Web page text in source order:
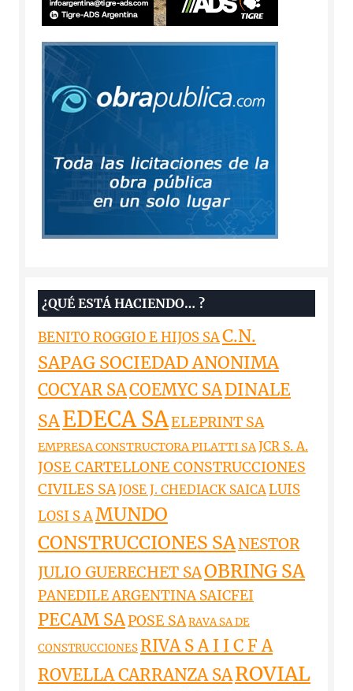
¿QUÉ ESTÁ HACIENDO… ?
BENITO ROGGIO E HIJOS SAC.N.
SAPAG SOCIEDAD ANONIMA
COCYAR SACOEMYC SADINALE
SAEDECA SAELEPRINT SA
EMPRESA CONSTRUCTORA PILATTI SAJCR S. A.
JOSE CARTELLONE CONSTRUCCIONES
CIVILES SAJOSE J. CHEDIACK SAICALUIS
LOSI S AMUNDO
CONSTRUCCIONES SANESTOR
JULIO GUERECHET SAOBRING SA
PANEDILE ARGENTINA SAICFEI
PECAM SAPOSE SARAVA SA DE
CONSTRUCCIONES RIVA S A I I C F A
ROVELLA CARRANZA SAROVIAL